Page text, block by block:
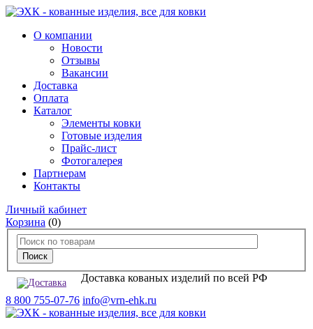
О компании
Новости
Отзывы
Вакансии
Доставка
Оплата
Каталог
Элементы ковки
Готовые изделия
Прайс-лист
Фотогалерея
Партнерам
Контакты
Личный кабинет
Корзина (0)
Доставка кованых изделий по всей РФ
8 800 755-07-76 info@vrn-ehk.ru